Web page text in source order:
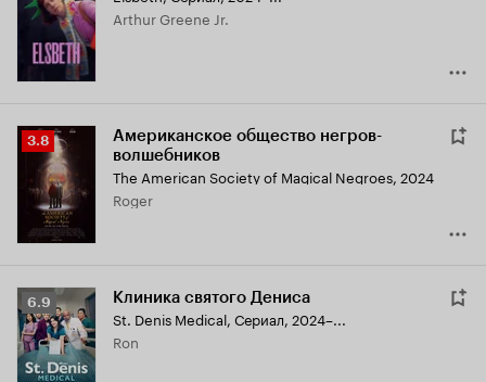
7.2
Arthur Greene Jr.
Рейтинг
Кинопоиска
3.8
3.8
Американское общество негров-
волшебников
The American Society of Magical Negroes, 2024
Roger
Рейтинг
Кинопоиска
6.9
6.9 Клиника святого Дениса
St. Denis Medical, Сериал, 2024–...
Ron